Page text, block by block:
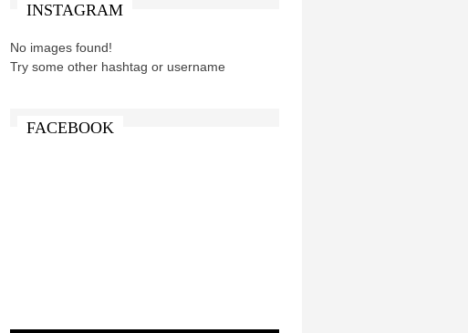
INSTAGRAM
No images found!
Try some other hashtag or username
FACEBOOK